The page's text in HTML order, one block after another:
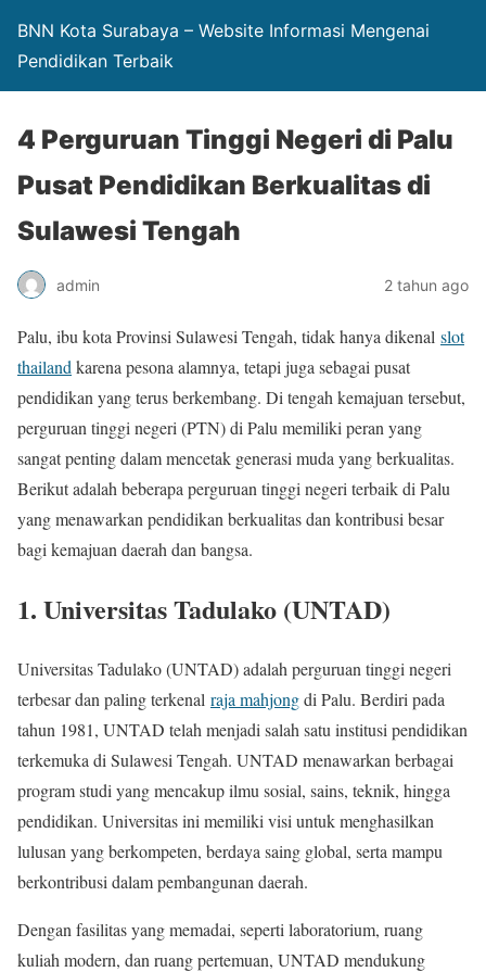
BNN Kota Surabaya – Website Informasi Mengenai
Pendidikan Terbaik
4 Perguruan Tinggi Negeri di Palu
Pusat Pendidikan Berkualitas di
Sulawesi Tengah
admin 2 tahun ago
Palu, ibu kota Provinsi Sulawesi Tengah, tidak hanya dikenal slot
thailand karena pesona alamnya, tetapi juga sebagai pusat
pendidikan yang terus berkembang. Di tengah kemajuan tersebut,
perguruan tinggi negeri (PTN) di Palu memiliki peran yang
sangat penting dalam mencetak generasi muda yang berkualitas.
Berikut adalah beberapa perguruan tinggi negeri terbaik di Palu
yang menawarkan pendidikan berkualitas dan kontribusi besar
bagi kemajuan daerah dan bangsa.
1. Universitas Tadulako (UNTAD)
Universitas Tadulako (UNTAD) adalah perguruan tinggi negeri
terbesar dan paling terkenal raja mahjongdi Palu. Berdiri pada
tahun 1981, UNTAD telah menjadi salah satu institusi pendidikan
terkemuka di Sulawesi Tengah. UNTAD menawarkan berbagai
program studi yang mencakup ilmu sosial, sains, teknik, hingga
pendidikan. Universitas ini memiliki visi untuk menghasilkan
lulusan yang berkompeten, berdaya saing global, serta mampu
berkontribusi dalam pembangunan daerah.
Dengan fasilitas yang memadai, seperti laboratorium, ruang
kuliah modern, dan ruang pertemuan, UNTAD mendukung